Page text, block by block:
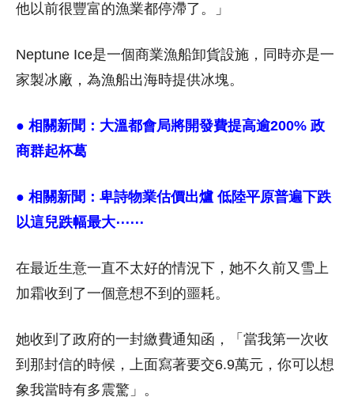
他以前很豐富的漁業都停滯了。」
Neptune Ice是一個商業漁船卸貨設施，同時亦是一
家製冰廠，為漁船出海時提供冰塊。
● 相關新聞： 大溫都會局將開發費提高逾200% 政
商群起杯葛
● 相關新聞： 卑詩物業估價出爐 低陸平原普遍下跌
以這兒跌幅最大⋯⋯
在最近生意一直不太好的情況下，她不久前又雪上
加霜收到了一個意想不到的噩耗。
她收到了政府的一封繳費通知函，「當我第一次收
到那封信的時候，上面寫著要交6.9萬元，你可以想
象我當時有多震驚」。